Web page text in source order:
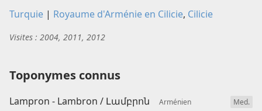
Turquie | Royaume d'Arménie en Cilicie, Cilicie
Visites : 2004, 2011, 2012
Toponymes connus
Lampron - Lambron / Լամբրոն Arménien Med.